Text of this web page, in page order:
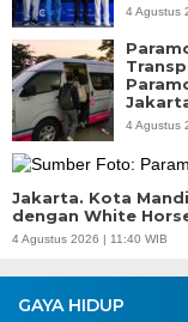
4 Agustus
4 Agustus
Jakarta. Kota
dengan White
4 Agustus 2026 | 11:40 WIB
GAYA HIDUP